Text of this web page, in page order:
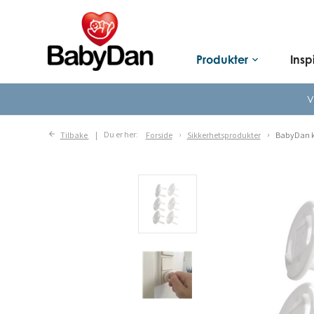
Produkter keyboard_arrow_down
Tilbake Du er her: Forside Sikkerhetsprodukter BabyDan